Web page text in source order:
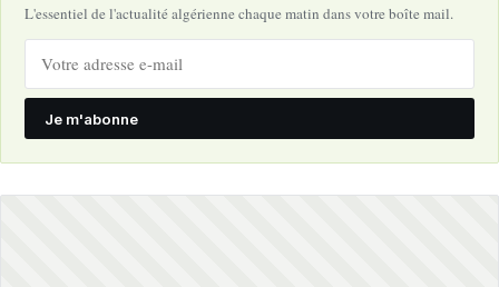
L'essentiel de l'actualité algérienne chaque matin dans votre boîte mail.
Je m'abonne